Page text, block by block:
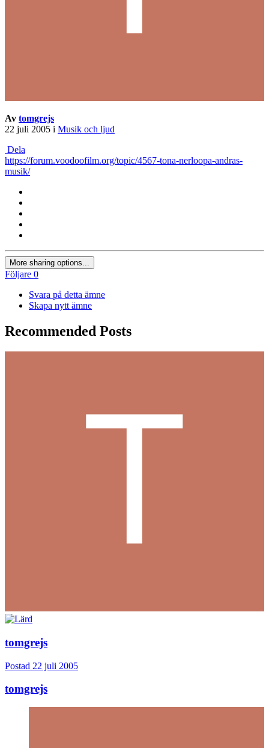
Av tomgrejs
22 juli 2005 i Musik och ljud
Dela
https://forum.voodoofilm.org/topic/4567-tona-nerloopa-andras-
musik/
More sharing options...
Följare 0
Svara på detta ämne
Skapa nytt ämne
Recommended Posts
tomgrejs
Postad 22 juli 2005
tomgrejs